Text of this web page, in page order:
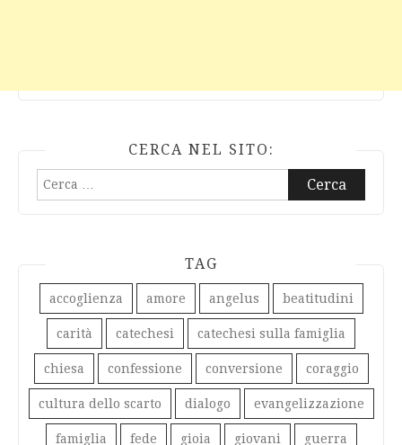
CERCA NEL SITO:
Ricerca
per:
TAG
accoglienza amore angelus beatitudini
carità catechesi catechesi sulla famiglia
chiesa confessione conversione coraggio
cultura dello scarto dialogo evangelizzazione
famiglia fede gioia giovani guerra